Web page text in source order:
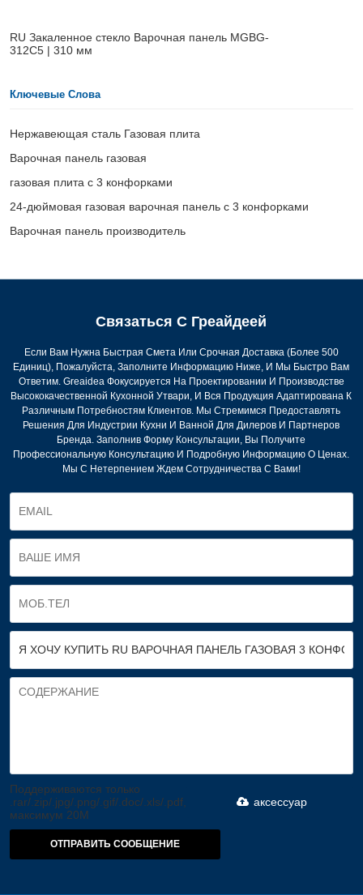
RU Закаленное стекло Варочная панель MGBG-
312C5 | 310 мм
Ключевые Слова
Нержавеющая сталь Газовая плита
Варочная панель газовая
газовая плита с 3 конфорками
24-дюймовая газовая варочная панель с 3 конфорками
Варочная панель производитель
Связаться С Греайдеей
Если Вам Нужна Быстрая Смета Или Срочная Доставка (более 500
Единиц), Пожалуйста, Заполните Информацию Ниже, И Мы Быстро Вам
Ответим. Greaidea Фокусируется На Проектировании И Производстве
Высококачественной Кухонной Утвари, И Вся Продукция Адаптирована К
Различным Потребностям Клиентов. Мы Стремимся Предоставлять
Решения Для Индустрии Кухни И Ванной Для Дилеров И Партнеров
Бренда. Заполнив Форму Консультации, Вы Получите
Профессиональную Консультацию И Подробную Информацию О Ценах.
Мы С Нетерпением Ждем Сотрудничества С Вами!
Поддерживаются только
.rar/.zip/.jpg/.png/.gif/.doc/.xls/.pdf,
максимум 20M
аксессуар
ОТПРАВИТЬ СООБЩЕНИЕ